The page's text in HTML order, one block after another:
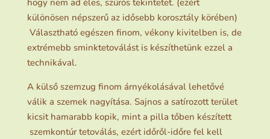
hogy nem ad éles, szúrós tekintetet. (ezért
különösen népszerű az idősebb korosztály körében)
Választható egészen finom, vékony kivitelben is, de
extrémebb sminktetoválást is készíthetünk ezzel a
technikával.
A külső szemzug finom árnyékolásával lehetővé
válik a szemek nagyítása. Sajnos a satírozott terület
kicsit hamarabb kopik, mint a pilla tőben készített
szemkontúr tetoválás, ezért időről-időre fel kell